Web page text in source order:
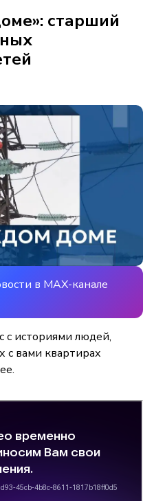
старший
в MAX-канале
с историями людей,
с вами квартирах